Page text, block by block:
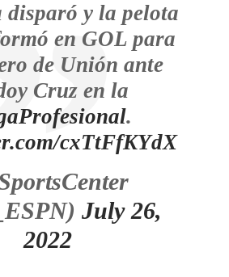
disparó y la pelota
en GOL para
de Unión ante
Cruz en la
.
cxTtFfKYdX
July 26,
2022